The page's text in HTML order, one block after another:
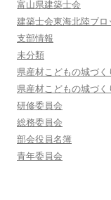
富山県建築士会
建築士会東海北陸ブ
支部情報
未分類
県産材こどもの城づく
県産材こどもの城づく
研修委員会
総務委員会
部会役員名簿
青年委員会